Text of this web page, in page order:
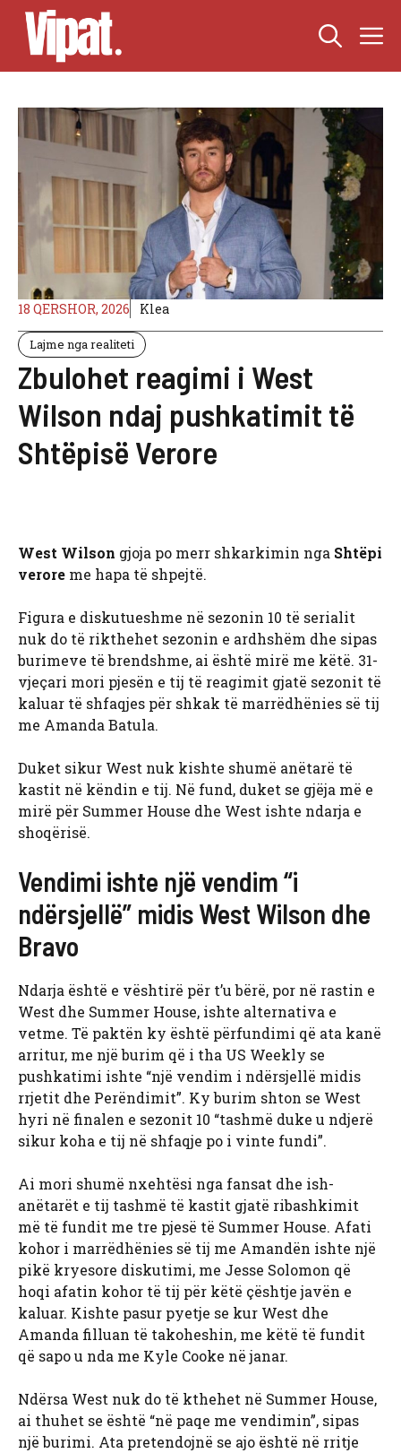
Skip
content
18 QERSHOR, 2026 Klea
Lajme nga realiteti
Zbulohet reagimi i West
Wilson ndaj pushkatimit të
Shtëpisë Verore
West Wilson gjoja po merr shkarkimin nga Shtëpi
verore me hapa të shpejtë.
Figura e diskutueshme në sezonin 10 të serialit
nuk do të rikthehet sezonin e ardhshëm dhe sipas
burimeve të brendshme, ai është mirë me këtë. 31-
vjeçari mori pjesën e tij të reagimit gjatë sezonit të
kaluar të shfaqjes për shkak të marrëdhënies së tij
me Amanda Batula.
Duket sikur West nuk kishte shumë anëtarë të
kastit në këndin e tij. Në fund, duket se gjëja më e
mirë për Summer House dhe West ishte ndarja e
shoqërisë.
Vendimi ishte një vendim “i
ndërsjellë” midis West Wilson dhe
Bravo
Ndarja është e vështirë për t’u bërë, por në rastin e
West dhe Summer House, ishte alternativa e
vetme. Të paktën ky është përfundimi që ata kanë
arritur, me një burim që i tha US Weekly se
pushkatimi ishte “një vendim i ndërsjellë midis
rrjetit dhe Perëndimit”. Ky burim shton se West
hyri në finalen e sezonit 10 “tashmë duke u ndjerë
sikur koha e tij në shfaqje po i vinte fundi”.
Ai mori shumë nxehtësi nga fansat dhe ish-
anëtarët e tij tashmë të kastit gjatë ribashkimit
më të fundit me tre pjesë të Summer House. Afati
kohor i marrëdhënies së tij me Amandën ishte një
pikë kryesore diskutimi, me Jesse Solomon që
hoqi afatin kohor të tij për këtë çështje javën e
kaluar. Kishte pasur pyetje se kur West dhe
Amanda filluan të takoheshin, me këtë të fundit
që sapo u nda me Kyle Cooke në janar.
Ndërsa West nuk do të kthehet në Summer House,
ai thuhet se është “në paqe me vendimin”, sipas
një burimi. Ata pretendojnë se ajo është në rritje